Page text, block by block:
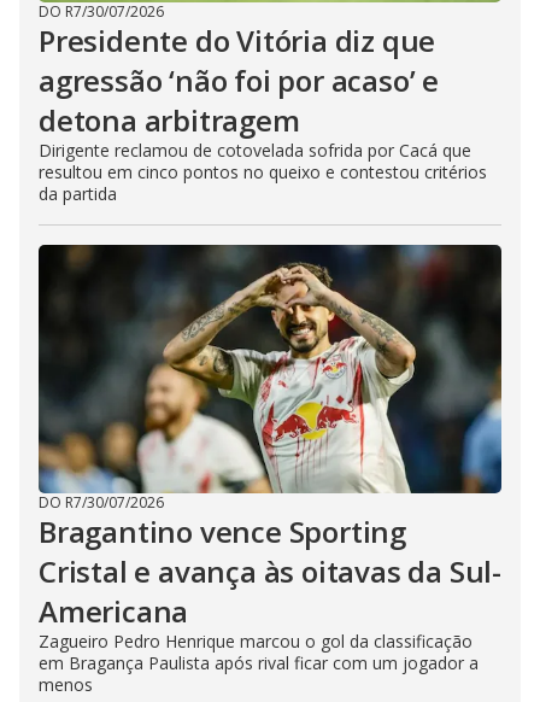
DO R7/30/07/2026
Presidente do Vitória diz que
agressão ‘não foi por acaso’ e
detona arbitragem
Dirigente reclamou de cotovelada sofrida por Cacá que
resultou em cinco pontos no queixo e contestou critérios
da partida
DO R7/30/07/2026
Bragantino vence Sporting
Cristal e avança às oitavas da Sul-
Americana
Zagueiro Pedro Henrique marcou o gol da classificação
em Bragança Paulista após rival ficar com um jogador a
menos